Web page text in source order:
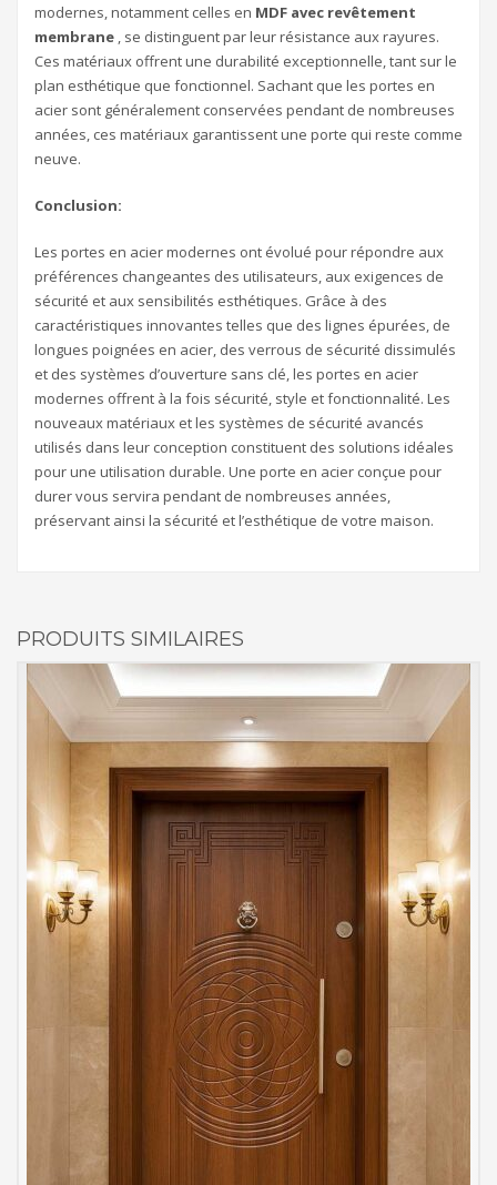
modernes, notamment celles en MDF avec revêtement
membrane , se distinguent par leur résistance aux rayures.
Ces matériaux offrent une durabilité exceptionnelle, tant sur le
plan esthétique que fonctionnel. Sachant que les portes en
acier sont généralement conservées pendant de nombreuses
années, ces matériaux garantissent une porte qui reste comme
neuve.
Conclusion:
Les portes en acier modernes ont évolué pour répondre aux
préférences changeantes des utilisateurs, aux exigences de
sécurité et aux sensibilités esthétiques. Grâce à des
caractéristiques innovantes telles que des lignes épurées, de
longues poignées en acier, des verrous de sécurité dissimulés
et des systèmes d’ouverture sans clé, les portes en acier
modernes offrent à la fois sécurité, style et fonctionnalité. Les
nouveaux matériaux et les systèmes de sécurité avancés
utilisés dans leur conception constituent des solutions idéales
pour une utilisation durable. Une porte en acier conçue pour
durer vous servira pendant de nombreuses années,
préservant ainsi la sécurité et l’esthétique de votre maison.
PRODUITS SIMILAIRES